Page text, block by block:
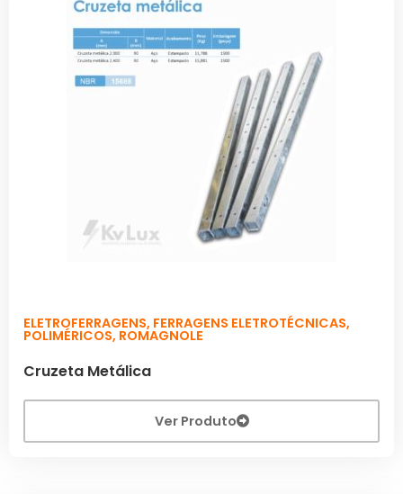
ELETROFERRAGENS, FERRAGENS ELETROTÉCNICAS,
POLIMÉRICOS, ROMAGNOLE
Cruzeta Metálica
Ver Produto